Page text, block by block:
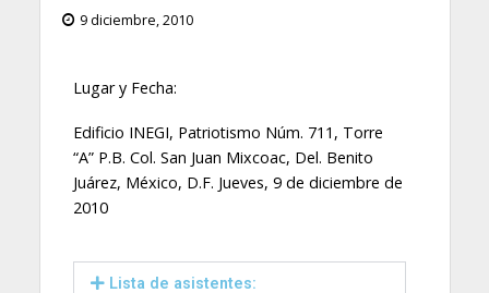
9 diciembre, 2010
Lugar y Fecha:
Edificio INEGI, Patriotismo Núm. 711, Torre
“A” P.B. Col. San Juan Mixcoac, Del. Benito
Juárez, México, D.F. Jueves, 9 de diciembre de
2010
Lista de asistentes: